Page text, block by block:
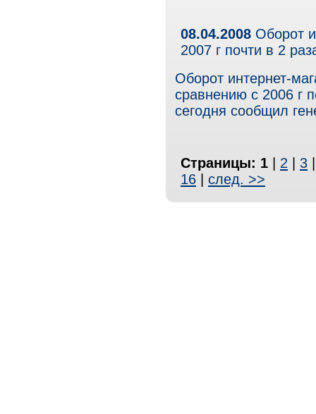
08.04.2008 Оборот
2007 г почти в 2
Оборот интернет-
сравнению с 2006 г
сегодня сообщил
Страницы: 1 2 3
16
след. >>